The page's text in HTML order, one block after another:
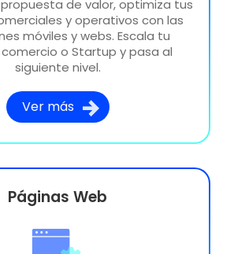
de valor, optimiza tus
y operativos con las
móviles y webs. Escala tu
o Startup y pasa al
siguiente nivel.
Ver más
Páginas Web